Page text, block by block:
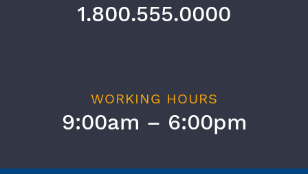
1.800.555.0000
WORKING HOURS
9:00am – 6:00pm